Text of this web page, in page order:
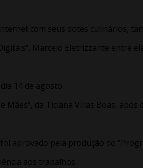
com seus dotes culinários,
Marcelo Eletrizzante entre
14 de agosto.
da Ticiana Villas Boas, após
aprovado pela produção do
aos trabalhos.